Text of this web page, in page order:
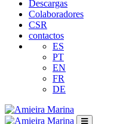
Descargas
Colaboradores
CSR
contactos
ES
PT
EN
FR
DE